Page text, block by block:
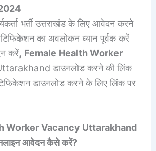
भर्ती उत्तराखंड के लिए आवेदन करने
का अवलोकन ध्यान पूर्वक करें
करें, Female Health Worker
डाउनलोड करने की लिंक
डाउनलोड करने के लिए लिंक पर
Worker Vacancy Uttarakhand
आवेदन कैसे करें?